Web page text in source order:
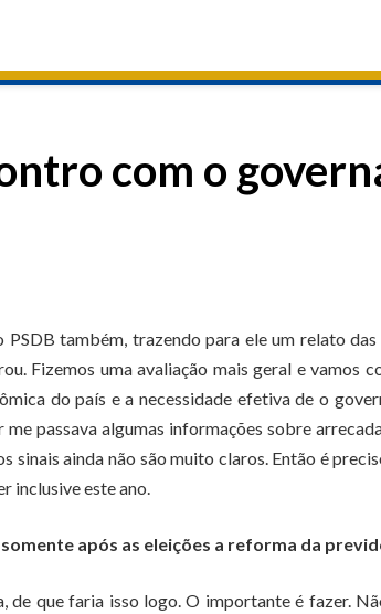
com o
também, trazendo para ele um relato
Fizemos uma avaliação mais geral e vamos
do país e a necessidade efetiva de o
passava algumas informações sobre
sinais ainda não são muito claros. Então é
inclusive este ano.
após as eleições a reforma da
que faria isso logo. O importante é fazer.